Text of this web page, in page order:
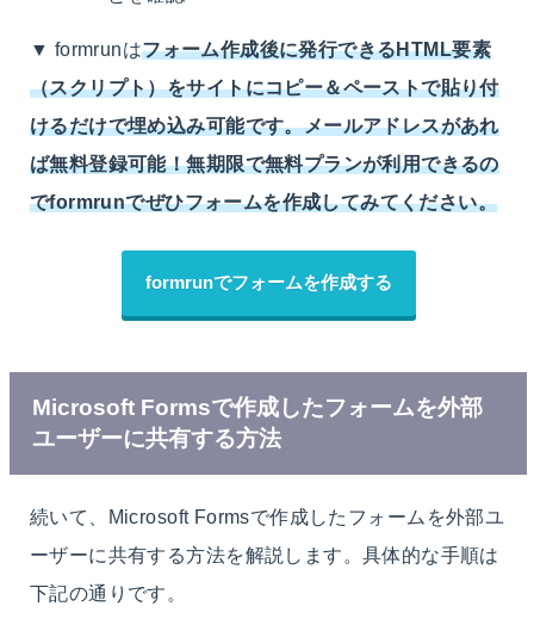
▼ formrunはフォーム作成後に発行できるHTML要素
（スクリプト）をサイトにコピー＆ペーストで貼り付
けるだけで埋め込み可能です。メールアドレスがあれ
ば無料登録可能！無期限で無料プランが利用できるの
でformrunでぜひフォームを作成してみてください。
formrunでフォームを作成する
Microsoft Formsで作成したフォームを外部
ユーザーに共有する方法
続いて、Microsoft Formsで作成したフォームを外部ユ
ーザーに共有する方法を解説します。具体的な手順は
下記の通りです。